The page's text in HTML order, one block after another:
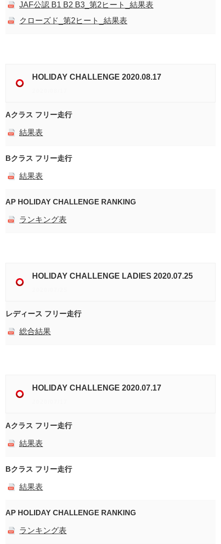
JAF公認 B1 B2 B3_第2ヒート_結果表
クローズド_第2ヒート_結果表
HOLIDAY CHALLENGE 2020.08.17
Aクラス フリー走行
結果表
Bクラス フリー走行
結果表
AP HOLIDAY CHALLENGE RANKING
ランキング表
HOLIDAY CHALLENGE LADIES 2020.07.25
レディース フリー走行
総合結果
HOLIDAY CHALLENGE 2020.07.17
Aクラス フリー走行
結果表
Bクラス フリー走行
結果表
AP HOLIDAY CHALLENGE RANKING
ランキング表